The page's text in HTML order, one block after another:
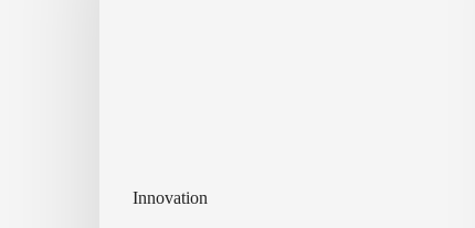
Innovation